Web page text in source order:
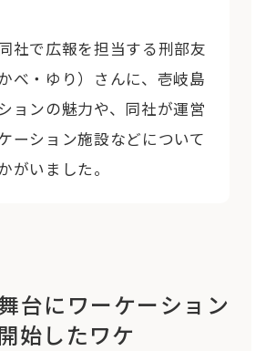
社で広報を担当する刑部友
べ・ゆり）さんに、壱岐島
ョンの魅力や、同社が運営
ーション施設などについて
がいました。
台にワーケーション
始したワケ